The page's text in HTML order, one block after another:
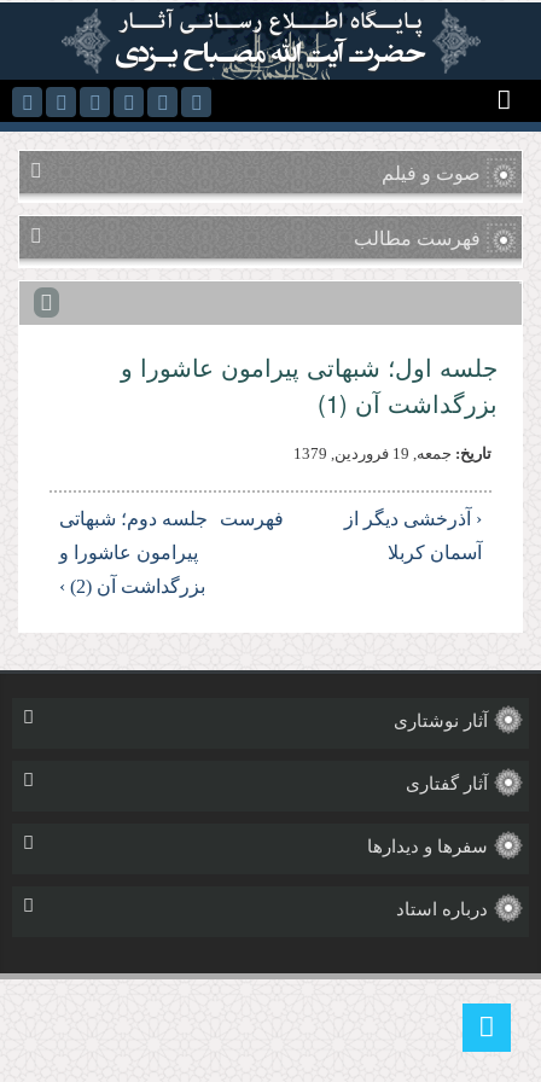
رفتن به محتوای اصلی
صوت و فیلم
فهرست مطالب
جلسه اول؛ شبهاتى پیرامون عاشورا و
بزرگداشت آن (1)
تاریخ: جمعه, 19 فروردين, 1379
‹ آذرخشى دیگر از
آسمان كربلا
فهرست
جلسه دوم؛ شبهاتى
پیرامون عاشورا و
بزرگداشت آن (2) ›
آثار نوشتاری
آثار گفتاری
سفرها و دیدارها
درباره استاد